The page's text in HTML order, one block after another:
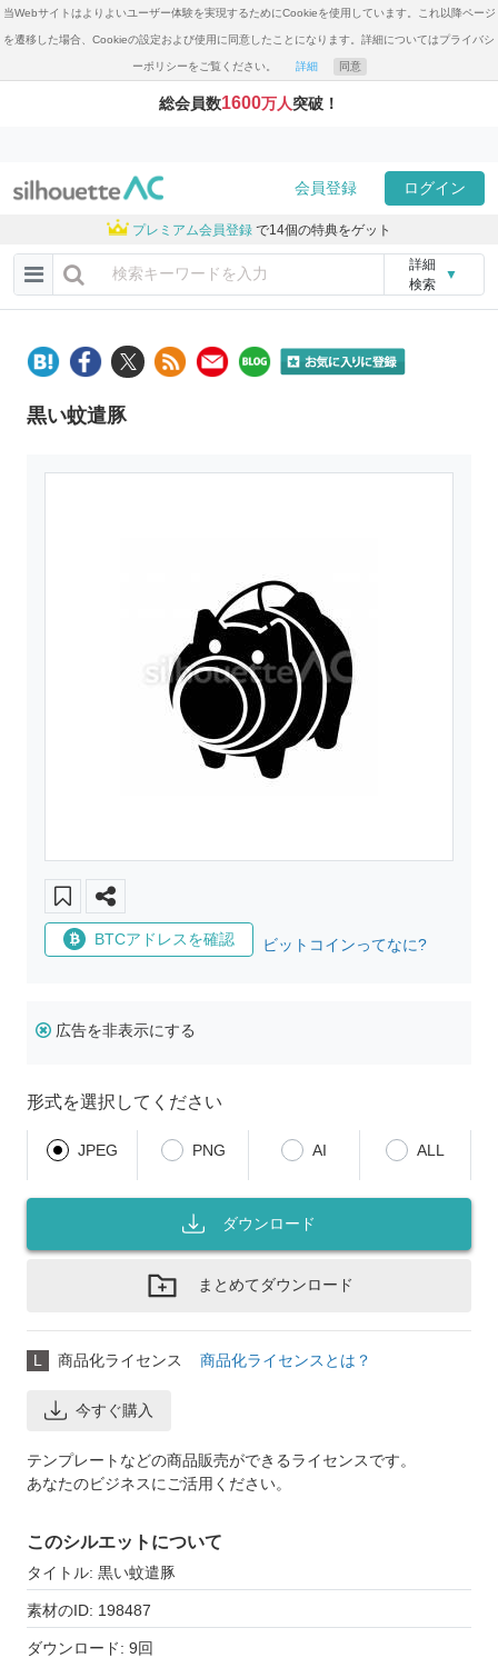
当Webサイトはよりよいユーザー体験を実現するためにCookieを使用しています。これ以降ページ
を遷移した場合、Cookieの設定および使用に同意したことになります。詳細についてはプライバシ
ーポリシーをご覧ください。 詳細 同意
総会員数1600万人突破！
会員登録 ログイン
プレミアム会員登録 で14個の特典をゲット
詳細
検索
▼
黒い蚊遣豚
BTCアドレスを確認 ビットコインってなに?
広告を非表示にする
形式を選択してください
JPEG PNG AI ALL
ダウンロード
まとめてダウンロード
L 商品化ライセンス 商品化ライセンスとは？
今すぐ購入
テンプレートなどの商品販売ができるライセンスです。
あなたのビジネスにご活用ください。
このシルエットについて
タイトル: 黒い蚊遣豚
素材のID: 198487
ダウンロード: 9回